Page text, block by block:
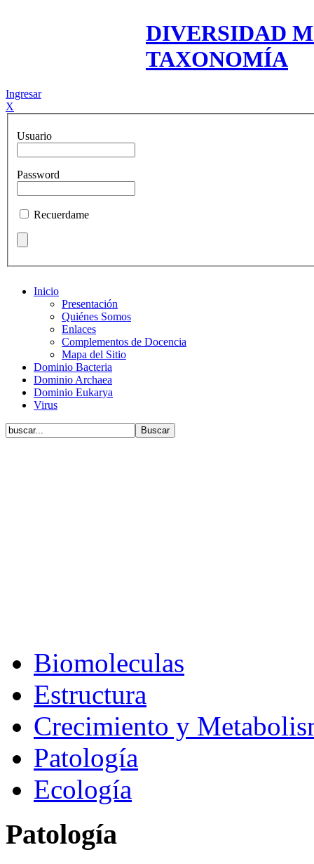
DIVERSIDAD
TAXONOMÍA
Ingresar
X
Usuario
Password
Recuerdame
Inicio
Presentación
Quiénes Somos
Enlaces
Complementos de Docencia
Mapa del Sitio
Dominio Bacteria
Dominio Archaea
Dominio Eukarya
Virus
Biomoleculas
Estructura
Crecimiento y
Patología
Ecología
Patología